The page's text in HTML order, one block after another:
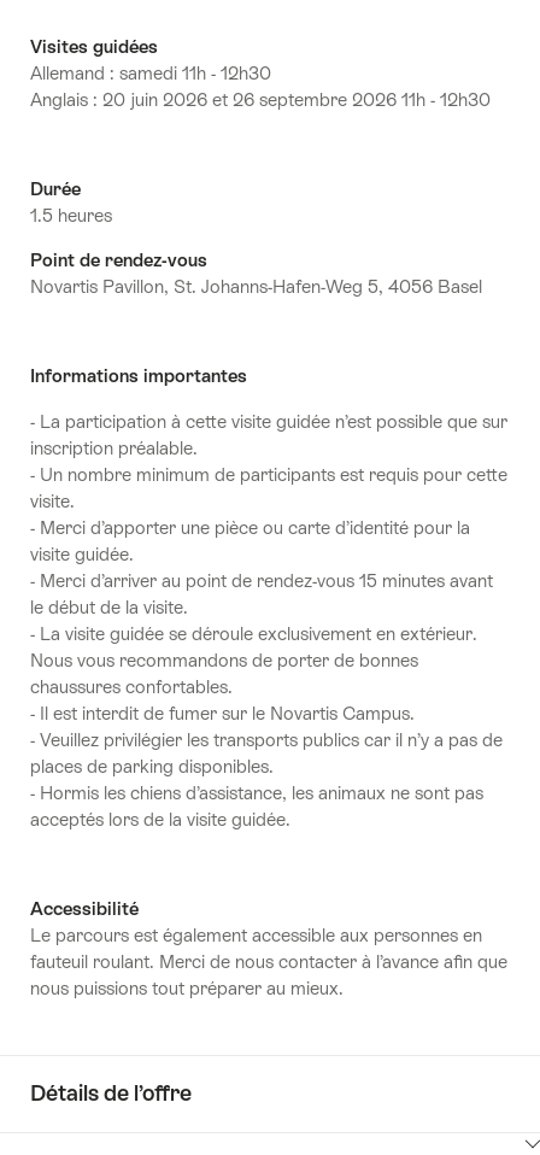
Visites guidées
Allemand : samedi 11h - 12h30
Anglais : 20 juin 2026 et 26 septembre 2026 11h - 12h30
Durée
1.5 heures
Point de rendez-vous
Novartis Pavillon, St. Johanns-Hafen-Weg 5, 4056 Basel
Informations importantes
- La participation à cette visite guidée n’est possible que sur
inscription préalable.
- Un nombre minimum de participants est requis pour cette
visite.
- Merci d’apporter une pièce ou carte d’identité pour la
visite guidée.
- Merci d’arriver au point de rendez-vous 15 minutes avant
le début de la visite.
- La visite guidée se déroule exclusivement en extérieur.
Nous vous recommandons de porter de bonnes
chaussures confortables.
- Il est interdit de fumer sur le Novartis Campus.
- Veuillez privilégier les transports publics car il n’y a pas de
places de parking disponibles.
- Hormis les chiens d’assistance, les animaux ne sont pas
acceptés lors de la visite guidée.
Accessibilité
Le parcours est également accessible aux personnes en
fauteuil roulant. Merci de nous contacter à l’avance afin que
nous puissions tout préparer au mieux.
Détails de l’offre